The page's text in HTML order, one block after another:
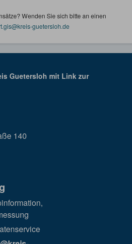
Wenden Sie sich bitte an einen
guetersloh.de
140